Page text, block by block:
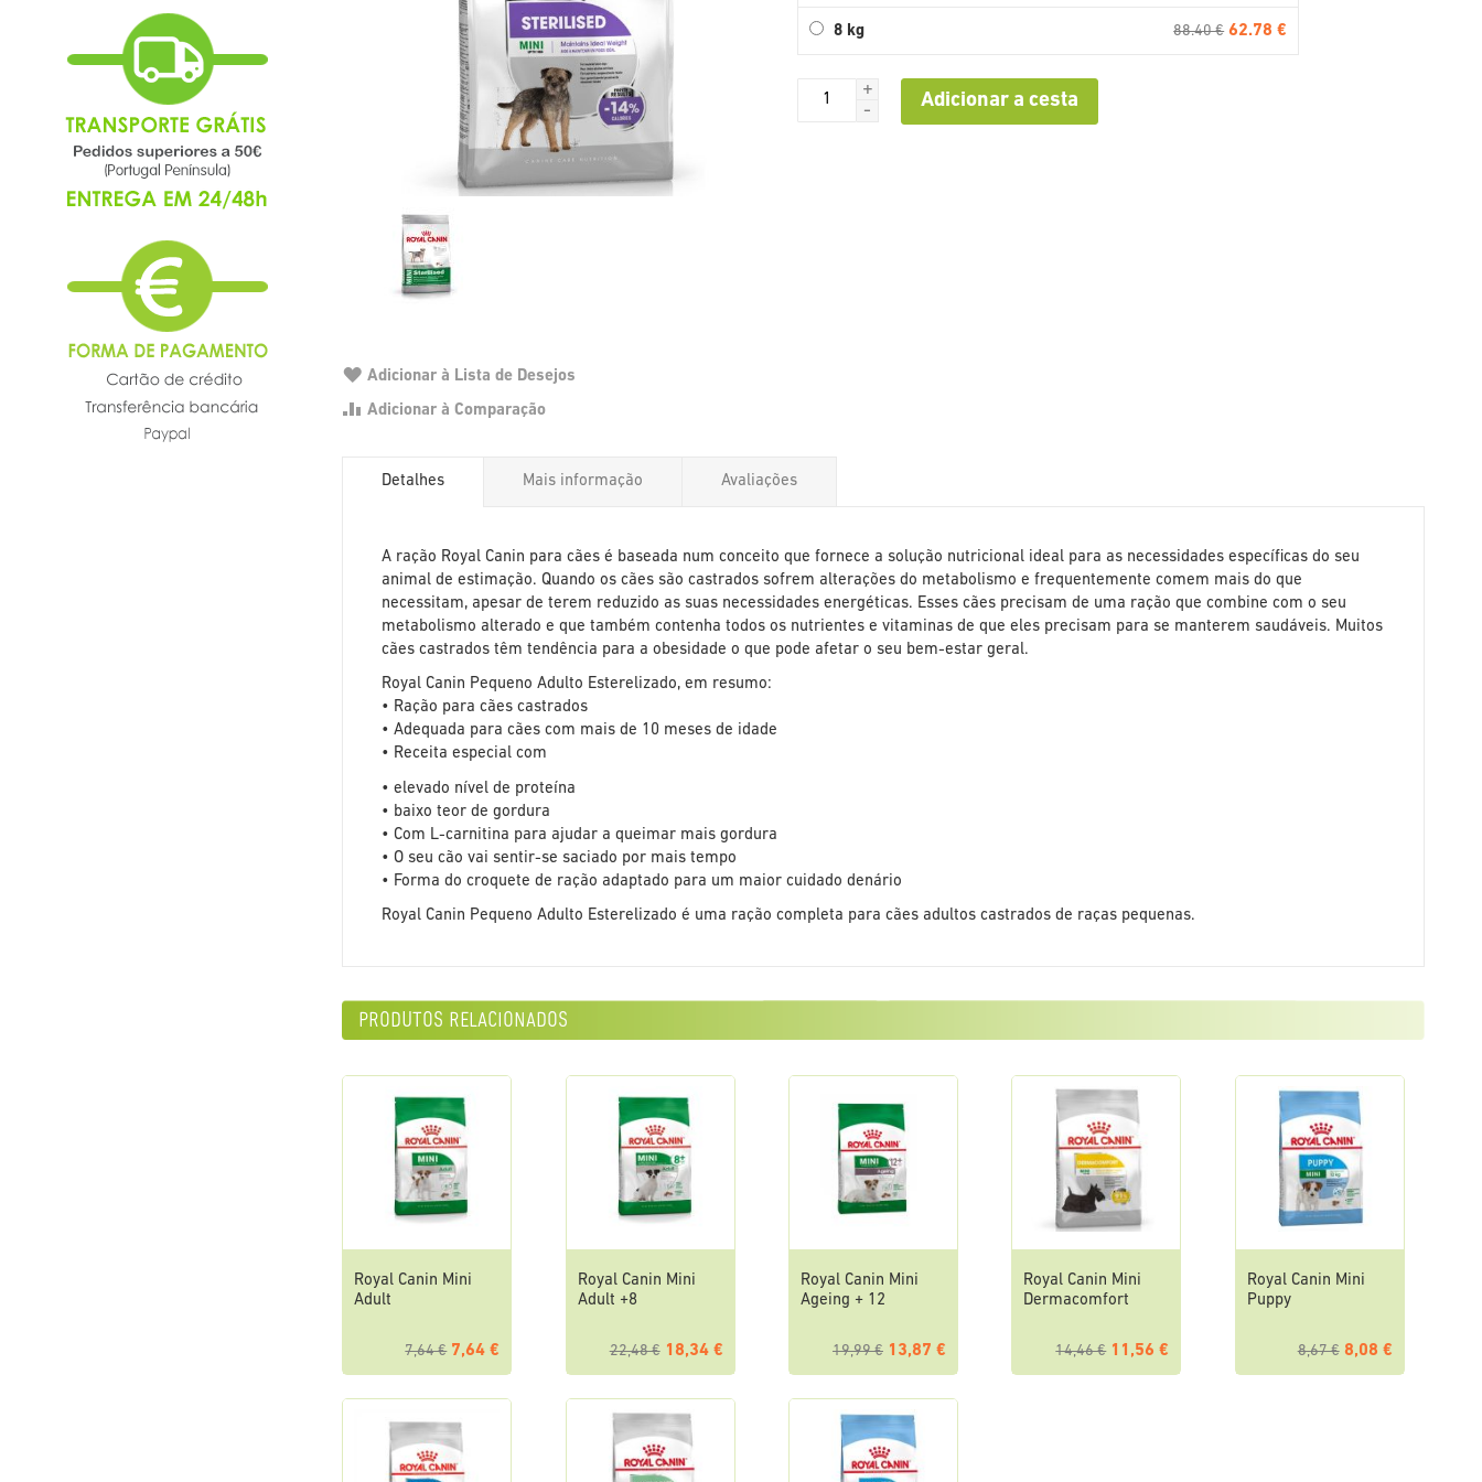
8 kg 88.40 € 62.78 €
+
-
Adicionar a cesta
Adicionar à Lista de Desejos
Adicionar à Comparação
da
imagens
Detalhes
A ração Royal Canin para cães é baseada num conceito que fornece a solução nutricional ideal para as necessidades específicas do seu
animal de estimação. Quando os cães são castrados sofrem alterações do metabolismo e frequentemente comem mais do que
necessitam, apesar de terem reduzido as suas necessidades energéticas. Esses cães precisam de uma ração que combine com o seu
metabolismo alterado e que também contenha todos os nutrientes e vitaminas de que eles precisam para se manterem saudáveis. Muitos
cães castrados têm tendência para a obesidade o que pode afetar o seu bem-estar geral.
Royal Canin Pequeno Adulto Esterelizado, em resumo:
• Ração para cães castrados
• Adequada para cães com mais de 10 meses de idade
• Receita especial com
• elevado nível de proteína
• baixo teor de gordura
• Com L-carnitina para ajudar a queimar mais gordura
• O seu cão vai sentir-se saciado por mais tempo
• Forma do croquete de ração adaptado para um maior cuidado denário
Royal Canin Pequeno Adulto Esterelizado é uma ração completa para cães adultos castrados de raças pequenas.
Mais informação Avaliações
produtos relacionados
Royal Canin Mini
Adult
7,64 € 7,64 €
Royal Canin Mini
Adult +8
22,48 € 18,34 €
Royal Canin Mini
Ageing + 12
19,99 € 13,87 €
Royal Canin Mini
Dermacomfort
14,46 € 11,56 €
Royal Canin Mini
Puppy
8,67 € 8,08 €